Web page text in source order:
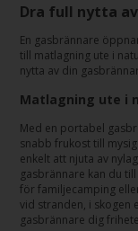
Dra full nytta
En gasbrännare
till matlagning ute i
nytta av din
Matlagning ute i
Med en portabel
snabb frukost till
enkelt att njuta av
gasbrännare kan du
för familjecamping
vid stranden, i skogen
gasbrännare dig